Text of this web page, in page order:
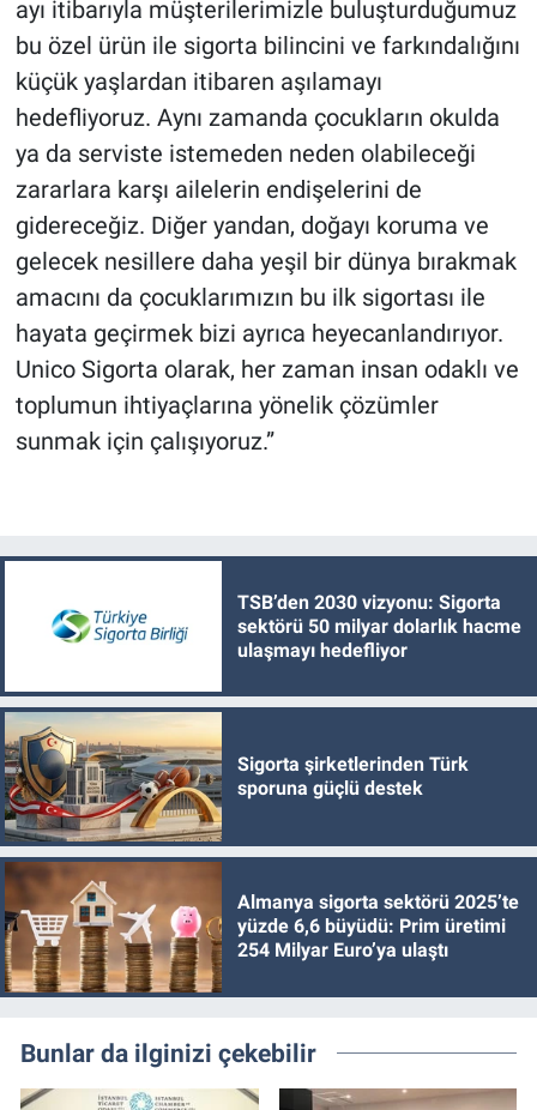
ayı itibarıyla müşterilerimizle buluşturduğumuz
bu özel ürün ile sigorta bilincini ve farkındalığını
küçük yaşlardan itibaren aşılamayı
hedefliyoruz. Aynı zamanda çocukların okulda
ya da serviste istemeden neden olabileceği
zararlara karşı ailelerin endişelerini de
gidereceğiz. Diğer yandan, doğayı koruma ve
gelecek nesillere daha yeşil bir dünya bırakmak
amacını da çocuklarımızın bu ilk sigortası ile
hayata geçirmek bizi ayrıca heyecanlandırıyor.
Unico Sigorta olarak, her zaman insan odaklı ve
toplumun ihtiyaçlarına yönelik çözümler
sunmak için çalışıyoruz.”
TSB’den 2030 vizyonu: Sigorta
sektörü 50 milyar dolarlık hacme
ulaşmayı hedefliyor
Sigorta şirketlerinden Türk
sporuna güçlü destek
Almanya sigorta sektörü 2025’te
yüzde 6,6 büyüdü: Prim üretimi
254 Milyar Euro’ya ulaştı
Bunlar da ilginizi çekebilir